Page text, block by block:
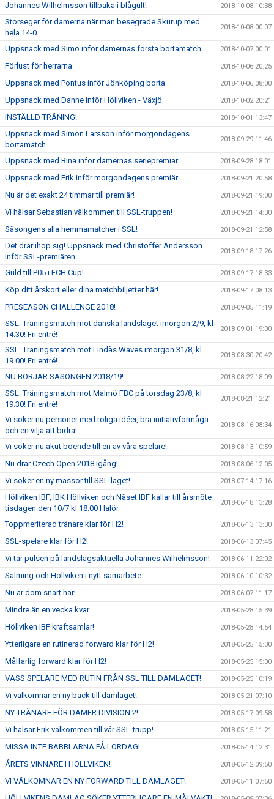
Johannes Wilhelmsson tillbaka i blågult! 2018-10-08 10:38
Storseger för damerna när man besegrade Skurup med
hela 14-0
2018-10-08 00:07
Uppsnack med Simo inför damernas första bortamatch 2018-10-07 00:01
Förlust för herrarna 2018-10-06 20:25
Uppsnack med Pontus inför Jönköping borta 2018-10-06 08:00
Uppsnack med Danne inför Höllviken - Växjö 2018-10-02 20:21
INSTÄLLD TRÄNING! 2018-10-01 13:47
Uppsnack med Simon Larsson inför morgondagens
bortamatch
2018-09-29 11:46
Uppsnack med Bina inför damernas seriepremiär 2018-09-28 18:01
Uppsnack med Erik inför morgondagens premiär 2018-09-21 20:58
Nu är det exakt 24 timmar till premiär! 2018-09-21 19:00
Vi hälsar Sebastian välkommen till SSL-truppen! 2018-09-21 14:30
Säsongens alla hemmamatcher i SSL! 2018-09-21 12:58
Det drar ihop sig! Uppsnack med Christoffer Andersson
inför SSL-premiären
2018-09-18 17:26
Guld till P05 i FCH Cup! 2018-09-17 18:33
Köp ditt årskort eller dina matchbiljetter här! 2018-09-17 08:13
PRESEASON CHALLENGE 2018! 2018-09-05 11:19
SSL: Träningsmatch mot danska landslaget imorgon 2/9, kl
14.30! Fri entré!
2018-09-01 19:00
SSL: Träningsmatch mot Lindås Waves imorgon 31/8, kl
19.00! Fri entré!
2018-08-30 20:42
NU BÖRJAR SÄSONGEN 2018/19! 2018-08-22 18:09
SSL: Träningsmatch mot Malmö FBC på torsdag 23/8, kl
19.30! Fri entré!
2018-08-21 12:21
Vi söker nu personer med roliga idéer, bra initiativförmåga
och en vilja att bidra!
2018-08-16 08:34
Vi söker nu akut boende till en av våra spelare! 2018-08-13 10:59
Nu drar Czech Open 2018 igång! 2018-08-06 12:05
Vi söker en ny massör till SSL-laget! 2018-07-14 17:16
Höllviken IBF, IBK Höllviken och Näset IBF kallar till årsmöte
tisdagen den 10/7 kl 18.00 Halör
2018-06-18 13:28
Toppmeriterad tränare klar för H2! 2018-06-13 13:30
SSL-spelare klar för H2! 2018-06-13 07:45
Vi tar pulsen på landslagsaktuella Johannes Wilhelmsson! 2018-06-11 22:02
Salming och Höllviken i nytt samarbete 2018-06-10 10:32
Nu är dom snart här! 2018-06-07 11:17
Mindre än en vecka kvar… 2018-05-28 15:39
Höllviken IBF kraftsamlar! 2018-05-28 14:54
Ytterligare en rutinerad forward klar för H2! 2018-05-25 15:30
Målfarlig forward klar för H2! 2018-05-25 15:00
VASS SPELARE MED RUTIN FRÅN SSL TILL DAMLAGET! 2018-05-25 10:19
Vi välkomnar en ny back till damlaget! 2018-05-21 07:10
NY TRÄNARE FÖR DAMER DIVISION 2! 2018-05-17 09:58
Vi hälsar Erik välkommen till vår SSL-trupp! 2018-05-15 11:21
MISSA INTE BABBLARNA PÅ LÖRDAG! 2018-05-14 12:31
ÅRETS VINNARE I HÖLLVIKEN! 2018-05-12 09:50
VI VÄLKOMNAR EN NY FORWARD TILL DAMLAGET! 2018-05-11 07:50